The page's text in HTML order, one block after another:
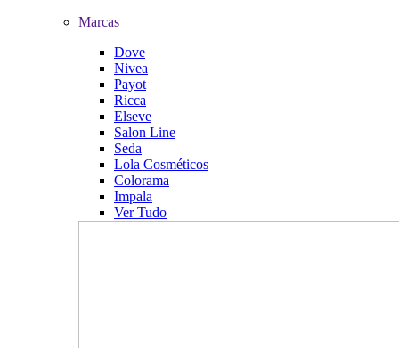
Marcas
Dove
Nivea
Payot
Ricca
Elseve
Salon Line
Seda
Lola Cosméticos
Colorama
Impala
Ver Tudo